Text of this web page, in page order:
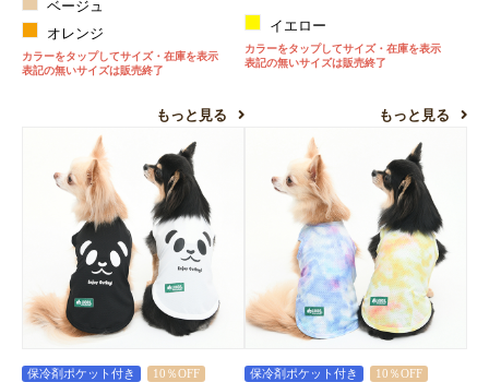
ベージュ
オレンジ
カラーをタップしてサイズ・在庫を表示
表記の無いサイズは販売終了
もっと見る
イエロー
カラーをタップしてサイズ・在庫を表示
表記の無いサイズは販売終了
もっと見る
保冷剤ポケット付き
10％OFF
保冷剤ポケット付き
10％OFF